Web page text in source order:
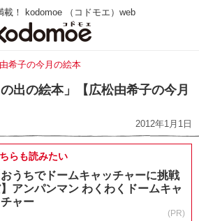
載！ kodomoe （コドモエ）web
希子の今月の絵本
出の絵本」【広松由希子の今月
2012年1月1日
らも読みたい
おうちでドームキャッチャーに挑戦
アンパンマン わくわくドームキャ
ャー
(PR)